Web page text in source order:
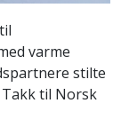
varme
stilte
til Norsk